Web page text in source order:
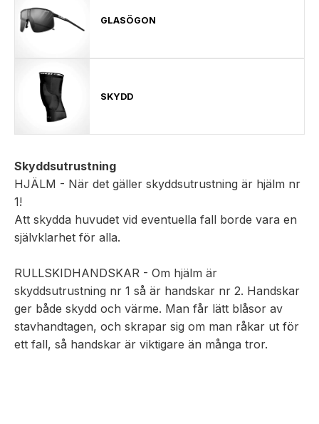
GLASÖGON
SKYDD
Skyddsutrustning
HJÄLM - När det gäller skyddsutrustning är hjälm nr
1!
Att skydda huvudet vid eventuella fall borde vara en
självklarhet för alla.
RULLSKIDHANDSKAR - Om hjälm är
skyddsutrustning nr 1 så är handskar nr 2. Handskar
ger både skydd och värme. Man får lätt blåsor av
stavhandtagen, och skrapar sig om man råkar ut för
ett fall, så handskar är viktigare än många tror.